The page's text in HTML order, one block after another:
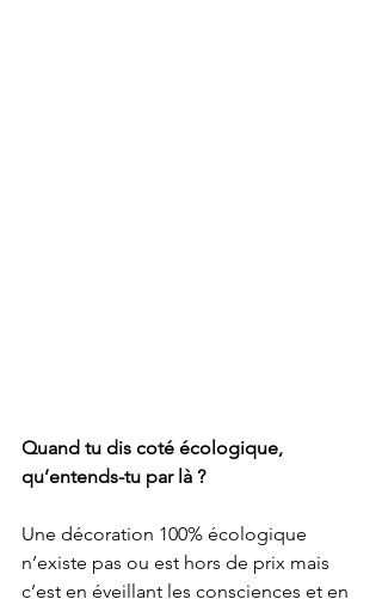
Quand tu dis coté écologique,
qu’entends-tu par là ?
Une décoration 100% écologique
n’existe pas ou est hors de prix mais
c’est en éveillant les consciences et en